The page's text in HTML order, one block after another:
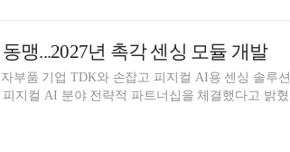
맹...2027년 촉각 센싱 모듈 개발
부품 기업 TDK와 손잡고 피지컬 AI용 센싱 솔루션
지컬 AI 분야 전략적 파트너십을 체결했다고 밝혔